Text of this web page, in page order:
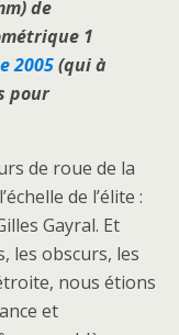
de
1
2005(qui à
pour
de roue de la
de l’élite :
Gayral. Et
les obscurs, les
nous étions
et